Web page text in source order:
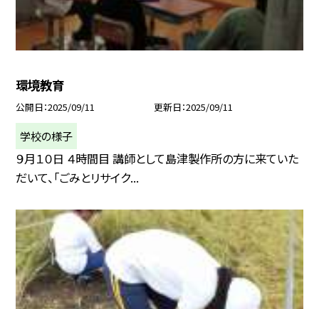
環境教育
公開日 2025/09/11 更新日 2025/09/11
学校の様子
９月１０日 ４時間目 講師として島津製作所の方に来ていた
だいて、「ごみとリサイク...